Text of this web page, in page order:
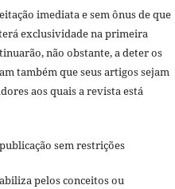
imediata e sem ônus de que
exclusividade na primeira
não obstante, a deter os
também que seus artigos sejam
aos quais a revista está
sem restrições
pelos conceitos ou